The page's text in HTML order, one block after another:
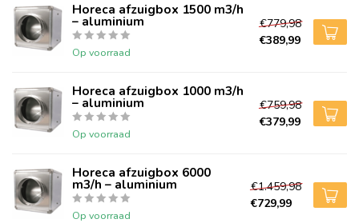
Horeca afzuigbox 1500 m3/h
– aluminium
Op voorraad
€779,98
€389,99
Horeca afzuigbox 1000 m3/h
– aluminium
Op voorraad
€759,98
€379,99
Horeca afzuigbox 6000
m3/h – aluminium
Op voorraad
€1.459,98
€729,99